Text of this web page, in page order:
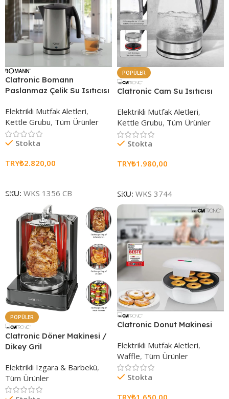
Clatronic Bomann
Paslanmaz Çelik Su Isıtıcısı
Elektrikli Mutfak Aletleri,
Kettle Grubu, Tüm Ürünler
Stokta
TRY₺2.820,00
SKU: WKS 1356 CB
POPÜLER
Clatronic Cam Su Isıtıcısı
Elektrikli Mutfak Aletleri,
Kettle Grubu, Tüm Ürünler
Stokta
TRY₺1.980,00
SKU: WKS 3744
POPÜLER
Clatronic Döner Makinesi /
Dikey Gril
Elektrikli Izgara & Barbekü,
Tüm Ürünler
Clatronic Donut Makinesi
Elektrikli Mutfak Aletleri,
Waffle, Tüm Ürünler
Stokta
TRY₺1.650,00